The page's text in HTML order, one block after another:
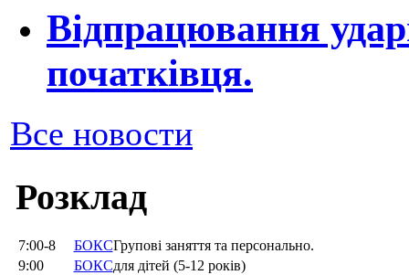
Відпрацювання
початківця.
Все новости
Розклад
7:00-8 БОКСГрупові заняття та персонально.
9:00
БОКСдля дітей (5-12 років)